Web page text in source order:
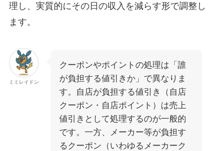
理し、実質的にその日の収入を減らす形で調整し
ます。
ミミレイドン
クーポンやポイントの処理は「誰
が負担する値引きか」で異なりま
す。自店が負担する値引き（自店
クーポン・自店ポイント）は売上
値引きとして処理するのが一般的
です。一方、メーカー等が負担す
るクーポン（いわゆるメーカーク